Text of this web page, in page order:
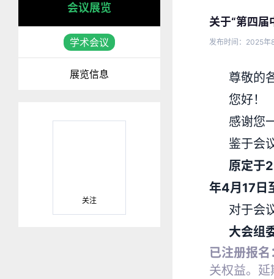
会议展览
学术会议
展览信息
关注
关于“第四届
发布时间：2025年
尊敬的
您好！
感谢您
鉴于会
原定于
年4月17日
对于会
大会组
已注册报名
关权益。